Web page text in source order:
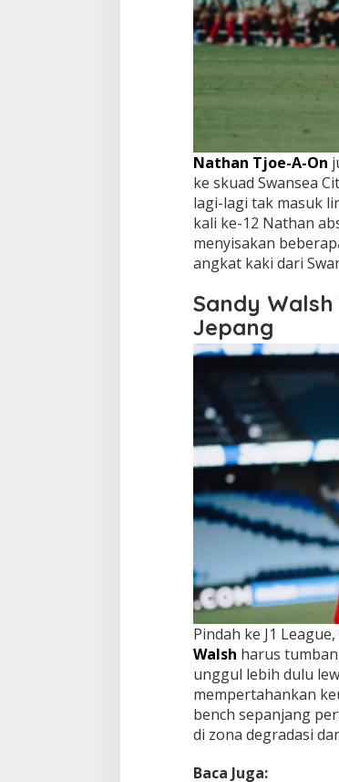
Nathan Tjoe-A-On
ke skuad Swansea
lagi-lagi tak masuk
kali ke-12 Nathan
menyisakan
angkat kaki dari
Sandy
Jepang
Pindah ke J1
Walsh harus
unggul lebih dulu
mempertahankan
bench sepanjang
di zona degradasi
Baca Juga: